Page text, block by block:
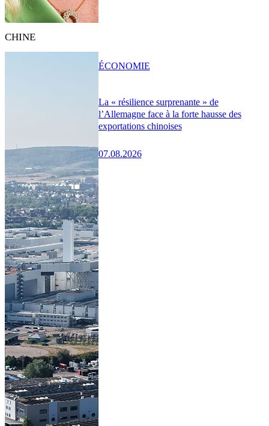
CHINE
La « résilience surprenante » de
l’Allemagne face à la forte hausse des
exportations chinoises
07.08.2026
ÉCONOMIE